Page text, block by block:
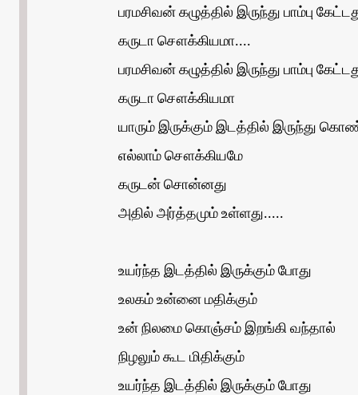
பரமசிவன் கழுத்தில் இருந்து பாம்பு
கருடா சௌக்கியமா....
பரமசிவன் கழுத்தில் இருந்து பாம்பு
கருடா சௌக்கியமா
யாரும் இருக்கும் இடத்தில் இருந்து
எல்லாம் சௌக்கியமே
கருடன் சொன்னது
அதில் அர்த்தமும் உள்ளது.....
உயர்ந்த இடத்தில் இருக்கும் போது
உலகம் உன்னை மதிக்கும்
உன் நிலமை கொஞ்சம் இறங்கி வந்தால்
நிழலும் கூட மிதிக்கும்
உயர்ந்த இடத்தில் இருக்கும் போது